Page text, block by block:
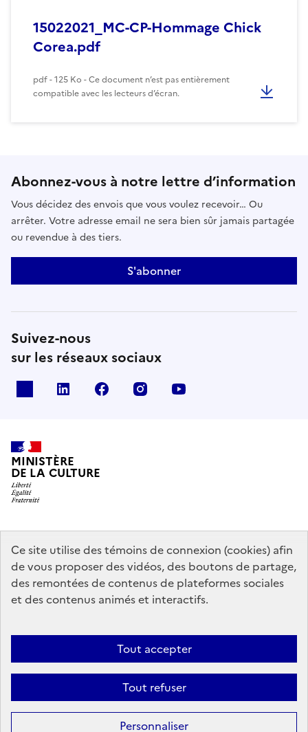
Ce site utilise des témoins de connexion (cookies) afin
de vous proposer des vidéos, des boutons de partage,
des remontées de contenus de plateformes sociales
et des contenus animés et interactifs.
Tout accepter
Tout refuser
Personnaliser
15022021_MC-CP-Hommage Chick
Corea.pdf
pdf - 125 Ko - Ce document n’est pas entièrement
compatible avec les lecteurs d’écran.
Abonnez-vous à notre lettre d’information
Vous décidez des envois que vous voulez recevoir… Ou
arrêter. Votre adresse email ne sera bien sûr jamais partagée
ou revendue à des tiers.
S'abonner
Suivez-nous
sur les réseaux sociaux
linkedin facebook instagram
MINISTÈRE
DE LA CULTURE
data.gouv.fr legifrance.gouv.fr
info.gouv.fr
service-public.gouv.fr
Contact Mentions légales
Accessibilité : partiellement conforme
Politique générale de protection des données
des témoins de connexion (cookies)
Plan du site
Sauf mention contraire, tous les contenus de ce site sont sous